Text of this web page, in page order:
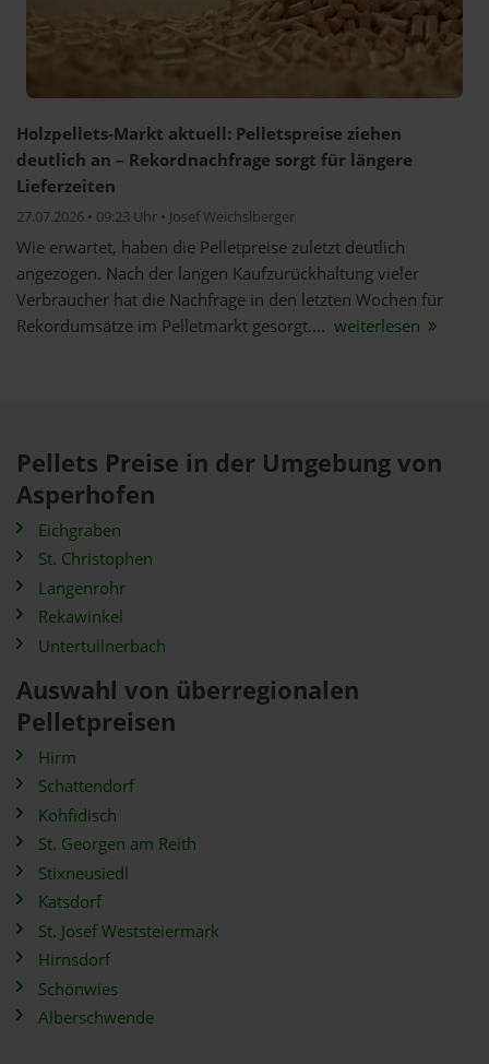
Holzpellets-Markt aktuell: Pelletspreise ziehen
deutlich an – Rekordnachfrage sorgt für längere
Lieferzeiten
27.07.2026 • 09:23 Uhr • Josef Weichslberger
Wie erwartet, haben die Pelletpreise zuletzt deutlich
angezogen. Nach der langen Kaufzurückhaltung vieler
Verbraucher hat die Nachfrage in den letzten Wochen für
Rekordumsätze im Pelletmarkt gesorgt.... weiterlesen
Pellets Preise in der Umgebung von
Asperhofen
Eichgraben
St. Christophen
Langenrohr
Rekawinkel
Untertullnerbach
Auswahl von überregionalen
Pelletpreisen
Hirm
Schattendorf
Kohfidisch
St. Georgen am Reith
Stixneusiedl
Katsdorf
St. Josef Weststeiermark
Hirnsdorf
Schönwies
Alberschwende